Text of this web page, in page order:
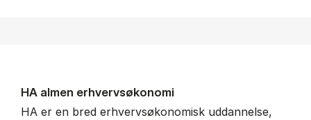
HA al­men erhvervs­økonomi
HA er en bred erhvervsøkonomisk uddannelse,